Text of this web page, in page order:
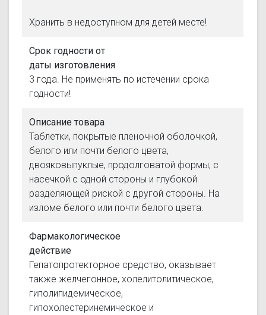
Хранить в недоступном для детей месте!
Срок годности от
даты изготовления
3 года. Не применять по истечении срока
годности!
Описание товара
Таблетки, покрытые пленочной оболочкой,
белого или почти белого цвета,
двояковыпуклые, продолговатой формы, с
насечкой с одной стороны и глубокой
разделяющей риской с другой стороны. На
изломе белого или почти белого цвета.
Фармакологическое
действие
Гепатопротекторное средство, оказывает
также желчегонное, холелитолитическое,
гиполипидемическое,
гипохолестеринемическое и